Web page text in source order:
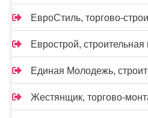
ЕвроСтиль, торгово-
Еврострой,
Единая Молодежь,
Жестянщик, торгово-